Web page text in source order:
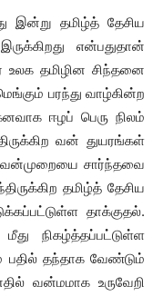
இன்று தமிழ்த் தேசிய
என்பதுதான்
உலக தமிழின சிந்தனை
பரந்து வாழ்கின்ற
ஈழப் பெரு நிலம்
வன் துயரங்கள்
வன்முறையை சார்ந்தவை
தமிழ்த் தேசிய
தாக்குதல்.
நிகழ்த்தப்பட்டுள்ள
தந்தாக வேண்டும்
வன்மமாக உருவேறி